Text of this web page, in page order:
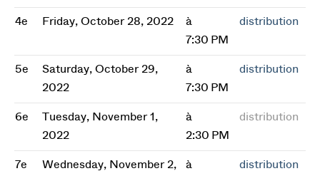
4e Friday, October 28, 2022
à
7:30 PM
distribution
5e
Saturday, October 29,
2022
à
7:30 PM
distribution
6e
Tuesday, November 1,
2022
à
2:30 PM
distribution
7e
Wednesday, November 2,
à
distribution